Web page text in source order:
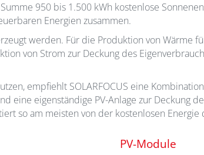
950 bis 1.500 kWh kostenlose
Energien zusammen.
werden. Für die Produktion von Wärme
von Strom zur Deckung des
empfiehlt SOLARFOCUS eine
eine eigenständige PV-Anlage zur Deckung
so am meisten von der kostenlosen Energie
PV-Module